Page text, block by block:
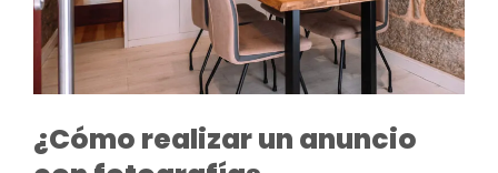
¿Cómo realizar un anuncio